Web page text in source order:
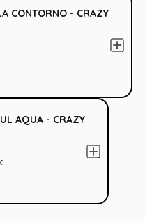
CONTORNO - CRAZY
AQUA - CRAZY